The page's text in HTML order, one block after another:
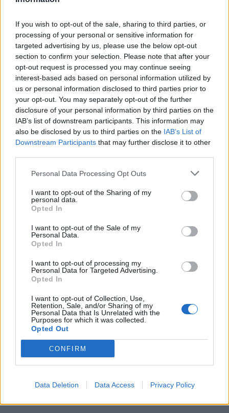
If you wish to opt-out of the sale, sharing to third parties, or
processing of your personal or sensitive information for
targeted advertising by us, please use the below opt-out
section to confirm your selection. Please note that after your
opt-out request is processed you may continue seeing
interest-based ads based on personal information utilized by
us or personal information disclosed to third parties prior to
your opt-out. You may separately opt-out of the further
disclosure of your personal information by third parties on the
IAB’s list of downstream participants. This information may
also be disclosed by us to third parties on the IAB’s List of
Downstream Participants that may further disclose it to other
Personal Data Processing Opt Outs
I want to opt-out of the Sharing of my
personal data.
Opted In
I want to opt-out of the Sale of my
Personal Data.
Opted In
I want to opt-out of processing my
Personal Data for Targeted Advertising.
Opted In
I want to opt-out of Collection, Use,
Retention, Sale, and/or Sharing of my
Personal Data that Is Unrelated with the
Purposes for which it was collected.
Opted Out
CONFIRM
Data Deletion Data Access Privacy Policy
4️⃣7️⃣
Ajax ziet kans schoon: strijd om Van Rooij barst
los
Hart gaf de doorslag': Ouazane verkiest Marokko
boven Oranje
Dit verdient Dusan Tadic bij NEC: salaris en
contractdetails